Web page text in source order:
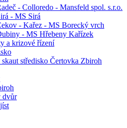
- Colloredo - Mansfeld spol. s.r.o.
- MS Sirá
- Kařez - MS Borecký vrch
- MS Hřebeny Kařízek
a krizové řízení
středisko Čertovka Zbiroh
dvůr